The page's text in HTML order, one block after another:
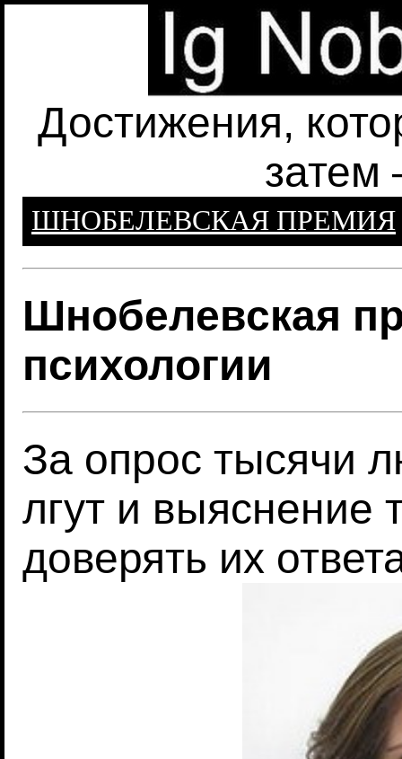
Достижения,
затем
ШНОБЕЛЕВСКАЯ ПРЕМИЯ
Шнобелевская
психологии
За опрос тысячи
лгут и выяснение
доверять их